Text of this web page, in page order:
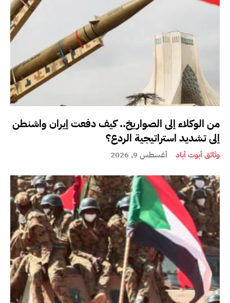
من الوكلاء إلى الصواريخ.. كيف دفعت إيران واشنطن
إلى تشديد استراتيجية الردع؟
وثائق أبوت أباد أغسطس 9, 2026